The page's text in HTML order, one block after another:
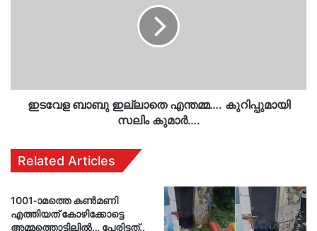
ഇടവേള ബാബു ഇല്ലാതെ എന്തമ്മ…. കുറിപ്പുമായി
സലിം കുമാർ….
Related Articles
1001-ാമത്തെ കൺമണി
എത്തിയത് കോഴിക്കോട്ടെ
അമ്മത്തൊട്ടിലിൽ… പേരിട്ടത്..